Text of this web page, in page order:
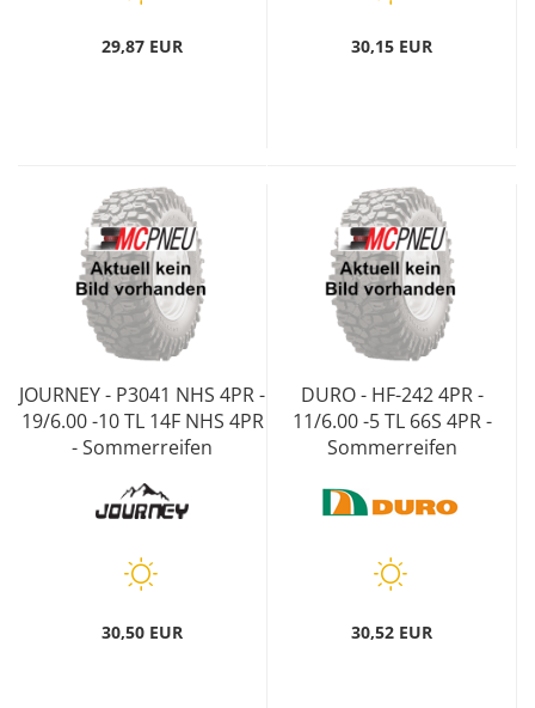
29,87 EUR 30,15 EUR
JOURNEY - P3041 NHS 4PR -
19/6.00 -10 TL 14F NHS 4PR
- Sommerreifen
30,50 EUR
DURO - HF-242 4PR -
11/6.00 -5 TL 66S 4PR -
Sommerreifen
30,52 EUR